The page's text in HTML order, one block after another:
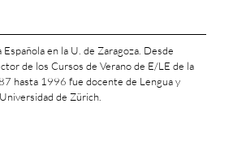
en la U. de Zaragoza. Desde
de los Cursos de Verano de E/LE de la
hasta 1996 fue docente de Lengua y
de Zürich.